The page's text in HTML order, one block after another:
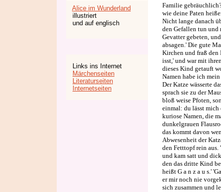
Alice im Wunderland
illustriert
und auf englisch
Links ins Internet
Märchenseiten
Literaturseiten
Internetseiten
Familie
wie deine Paten
Nicht lange danach
den Gefallen tun und
Gevatter gebeten,
absagen.' Die gute
Kirchen und fraß den
isst,' und war mit
dieses Kind getauft
Namen habe ich
Der Katze wässerte
sprach sie zu der
bloß weise Pfoten,
einmal: du lässt mich
kuriose Namen, die
dunkelgrauen
das kommt davon
Abwesenheit der
den Fetttopf rein aus.
und kam satt und
den das dritte Kind
heißt G a n z a u s.'
er mir noch nie
sich zusammen und